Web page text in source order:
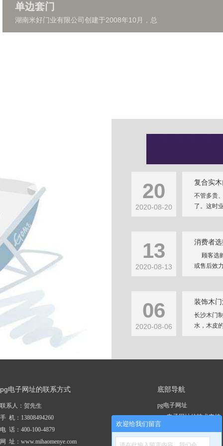
单边套门
湖南米好门业有限公司创建于2008年10月，总
20
2020-08-20
复合实
不管多贵
了。这时
13
2020-08-13
消费者
顾客选
或售后效
06
2020-08-06
装饰木
长沙木门
水，木皮
pg电子网址的联系方式
联系人：贺先生
手 机：13808494260
电 话：400-100-4879
网 址：www.mihaomenye.com
底部导航
pg电子网址
pg电子网址的技术支持
关于pg电子网址
欢迎给我们留言